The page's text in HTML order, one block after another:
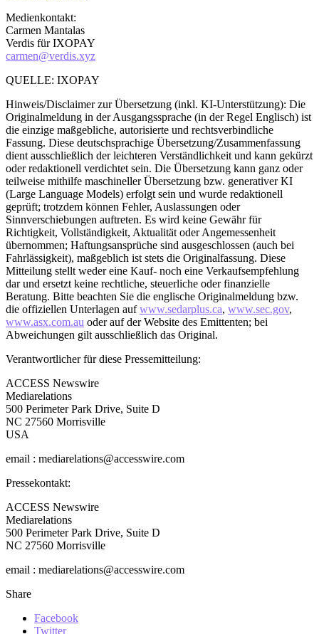
Medienkontakt:
Carmen Mantalas
Verdis für IXOPAY
carmen@verdis.xyz
QUELLE: IXOPAY
Hinweis/Disclaimer zur Übersetzung (inkl. KI-Unterstützung): Die
Originalmeldung in der Ausgangssprache (in der Regel Englisch) ist
die einzige maßgebliche, autorisierte und rechtsverbindliche
Fassung. Diese deutschsprachige Übersetzung/Zusammenfassung
dient ausschließlich der leichteren Verständlichkeit und kann gekürzt
oder redaktionell verdichtet sein. Die Übersetzung kann ganz oder
teilweise mithilfe maschineller Übersetzung bzw. generativer KI
(Large Language Models) erfolgt sein und wurde redaktionell
geprüft; trotzdem können Fehler, Auslassungen oder
Sinnverschiebungen auftreten. Es wird keine Gewähr für
Richtigkeit, Vollständigkeit, Aktualität oder Angemessenheit
übernommen; Haftungsansprüche sind ausgeschlossen (auch bei
Fahrlässigkeit), maßgeblich ist stets die Originalfassung. Diese
Mitteilung stellt weder eine Kauf- noch eine Verkaufsempfehlung
dar und ersetzt keine rechtliche, steuerliche oder finanzielle
Beratung. Bitte beachten Sie die englische Originalmeldung bzw.
die offiziellen Unterlagen aufwww.sedarplus.ca, www.sec.gov,
www.asx.com.au oder auf der Website des Emittenten; bei
Abweichungen gilt ausschließlich das Original.
Verantwortlicher für diese Pressemitteilung:
ACCESS Newswire
Mediarelations
500 Perimeter Park Drive, Suite D
NC 27560 Morrisville
USA
email : mediarelations@accesswire.com
Pressekontakt:
ACCESS Newswire
Mediarelations
500 Perimeter Park Drive, Suite D
NC 27560 Morrisville
email : mediarelations@accesswire.com
Share
Facebook
Twitter